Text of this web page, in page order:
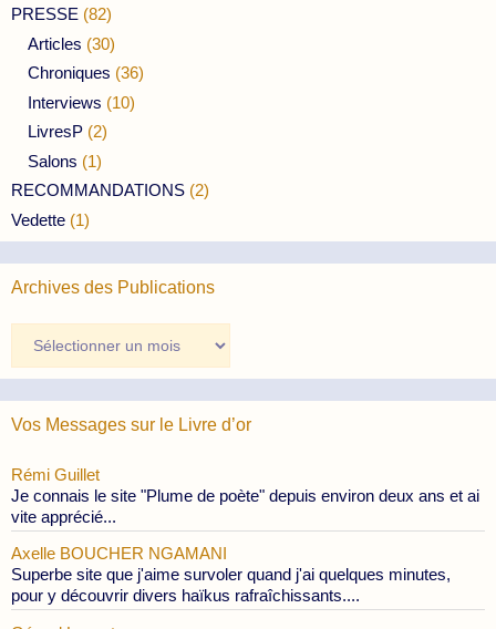
PRESSE (82)
Articles (30)
Chroniques (36)
Interviews (10)
LivresP (2)
Salons (1)
RECOMMANDATIONS (2)
Vedette (1)
Archives des Publications
des
Publications
Vos Messages sur le Livre d’or
Rémi Guillet
Je connais le site "Plume de poète" depuis environ deux ans et ai
vite apprécié...
Axelle BOUCHER NGAMANI
Superbe site que j'aime survoler quand j'ai quelques minutes,
pour y découvrir divers haïkus rafraîchissants....